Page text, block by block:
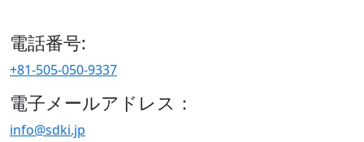
電話番号:
+81-505-050-9337
電子メールアドレス：
info@sdki.jp